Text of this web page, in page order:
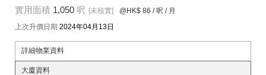
實用面積 1,050 呎 [未核實] @HK$ 86 / 呎 / 月
上次升價日期 2024年04月13日
詳細物業資料
大廈資料